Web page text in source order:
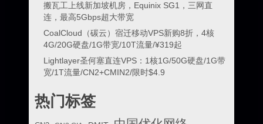
搬瓦工上线新加坡机房，Equinix SG1，三网直
连，最高5Gbps超大带宽
CoalCloud（碳云）宿迁移动VPS新购8折，4核
4G/20G硬盘/1G带宽/10T流量/¥319起
Lightlayer圣何塞直连VPS：1核1G/50G硬盘/1G带
宽/1T流量/CN2+CMIN2/限时$4.9
热门标签